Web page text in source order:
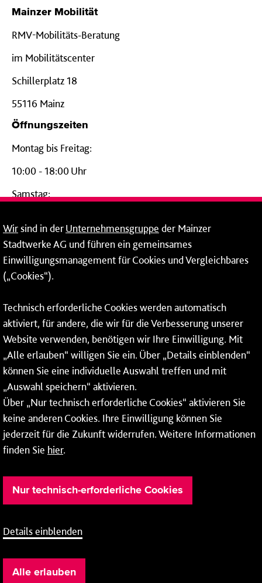
Mainzer Mobilität
RMV-Mobilitäts-Beratung
im Mobilitätscenter
Schillerplatz 18
55116 Mainz
Öffnungszeiten
Montag bis Freitag:
10:00 - 18:00 Uhr
Samstag:
24-Stunden-Telefon*
06131 – 12 77 77
Fax: 06131 – 12 66 66
* Montags bis freitags bis 7 und ab 18 Uhr sowie an
Wochenenden und Feiertagen ganztags werden Ihre
Anrufe je nach Themenauswahl an ein Callcenter des
RMV oder von nextbike weitergeleitet. Dort erhalten Sie
ausschließlich Auskünfte zum Fahrplan bzw. zu
meinRad.
Wirsind in derUnternehmensgruppe der Mainzer
Stadtwerke AG und führen ein gemeinsames
Einwilligungsmanagement für Cookies und Vergleichbares
(„Cookies“).
Technisch erforderliche Cookies werden automatisch
aktiviert, für andere, die wir für die Verbesserung unserer
Website verwenden, benötigen wir Ihre Einwilligung. Mit
„Alle erlauben“ willigen Sie ein. Über „Details einblenden“
können Sie eine individuelle Auswahl treffen und mit
„Auswahl speichern“ aktivieren.
Über „Nur technisch erforderliche Cookies“ aktivieren Sie
keine anderen Cookies. Ihre Einwilligung können Sie
jederzeit für die Zukunft widerrufen. Weitere Informationen
finden Sie hier.
Nur technisch-erforderliche Cookies
Details einblenden
Alle erlauben